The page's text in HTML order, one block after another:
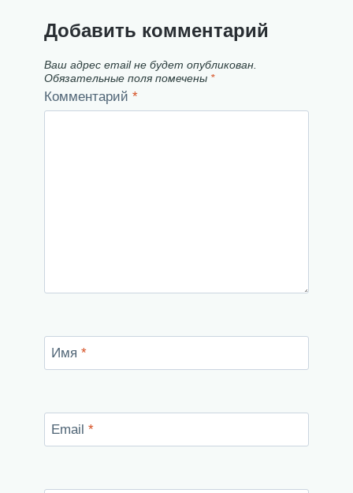
Добавить комментарий
Ваш адрес email не будет опубликован.
Обязательные поля помечены *
Комментарий *
Имя *
Email *